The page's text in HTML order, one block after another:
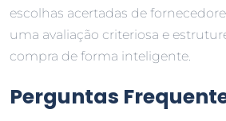
escolhas acertadas de
uma avaliação criteriosa e
compra de forma inteligente.
Perguntas